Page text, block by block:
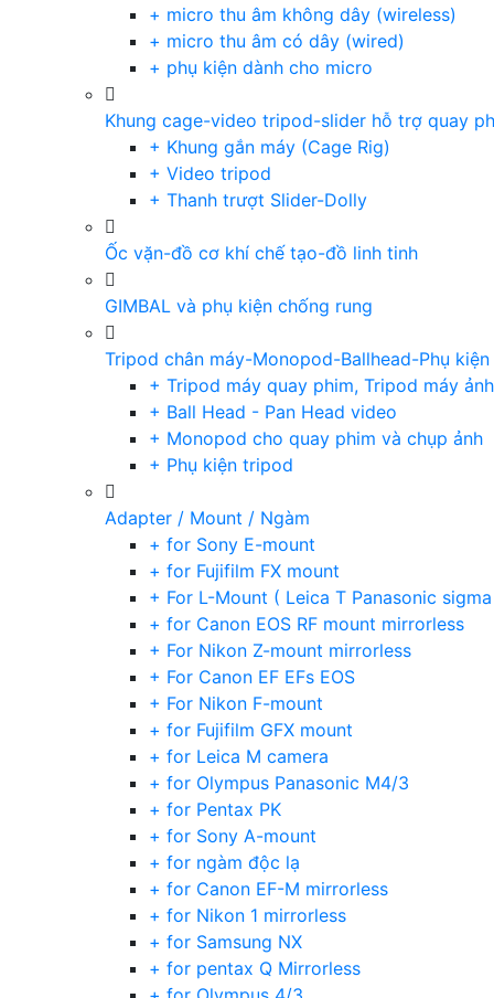
+ micro thu âm không dây (wireless)
+ micro thu âm có dây (wired)
+ phụ kiện dành cho micro
Khung cage-video tripod-slider hỗ trợ quay
+ Khung gắn máy (Cage Rig)
+ Video tripod
+ Thanh trượt Slider-Dolly
Ốc vặn-đồ cơ khí chế tạo-đồ linh tinh
GIMBAL và phụ kiện chống rung
Tripod chân máy-Monopod-Ballhead-Phụ kiện
+ Tripod máy quay phim, Tripod máy
+ Ball Head - Pan Head video
+ Monopod cho quay phim và chụp ảnh
+ Phụ kiện tripod
Adapter / Mount / Ngàm
+ for Sony E-mount
+ for Fujifilm FX mount
+ For L-Mount ( Leica T Panasonic
+ for Canon EOS RF mount mirrorless
+ For Nikon Z-mount mirrorless
+ For Canon EF EFs EOS
+ For Nikon F-mount
+ for Fujifilm GFX mount
+ for Leica M camera
+ for Olympus Panasonic M4/3
+ for Pentax PK
+ for Sony A-mount
+ for ngàm độc lạ
+ for Canon EF-M mirrorless
+ for Nikon 1 mirrorless
+ for Samsung NX
+ for pentax Q Mirrorless